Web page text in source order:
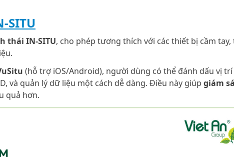
SITU
thái IN-SITU, cho phép tương thích với các thiết bị cầm
(hỗ trợ iOS/Android), người dùng có thể đánh dấu vị trí
và quản lý dữ liệu một cách dễ dàng. Điều này giúp giám
quả hơn.